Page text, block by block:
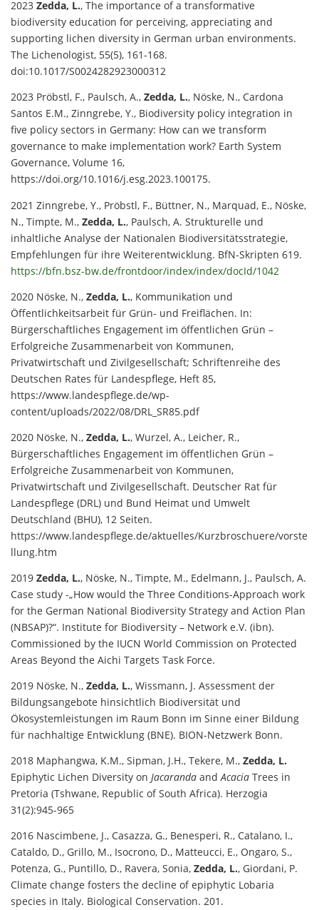
2023 Zedda, L., The importance of a transformative
biodiversity education for perceiving, appreciating and
supporting lichen diversity in German urban environments.
The Lichenologist, 55(5), 161-168.
doi:10.1017/S0024282923000312
2023 Pröbstl, F., Paulsch, A., Zedda, L., Nöske, N., Cardona
Santos E.M., Zinngrebe, Y., Biodiversity policy integration in
five policy sectors in Germany: How can we transform
governance to make implementation work? Earth System
Governance, Volume 16,
https://doi.org/10.1016/j.esg.2023.100175.
2021 Zinngrebe, Y., Pröbstl, F., Büttner, N., Marquad, E., Nöske,
N., Timpte, M., Zedda, L., Paulsch, A. Strukturelle und
inhaltliche Analyse der Nationalen Biodiversitätsstrategie,
Empfehlungen für ihre Weiterentwicklung. BfN-Skripten 619.
https://bfn.bsz-bw.de/frontdoor/index/index/docId/1042
2020 Nöske, N., Zedda, L., Kommunikation und
Öffentlichkeitsarbeit für Grün- und Freiflächen. In:
Bürgerschaftliches Engagement im öffentlichen Grün –
Erfolgreiche Zusammenarbeit von Kommunen,
Privatwirtschaft und Zivilgesellschaft; Schriftenreihe des
Deutschen Rates für Landespflege, Heft 85,
https://www.landespflege.de/wp-
content/uploads/2022/08/DRL_SR85.pdf
2020 Nöske, N., Zedda, L., Wurzel, A., Leicher, R.,
Bürgerschaftliches Engagement im öffentlichen Grün –
Erfolgreiche Zusammenarbeit von Kommunen,
Privatwirtschaft und Zivilgesellschaft. Deutscher Rat für
Landespflege (DRL) und Bund Heimat und Umwelt
Deutschland (BHU), 12 Seiten.
https://www.landespflege.de/aktuelles/Kurzbroschuere/vorste
llung.htm
2019 Zedda, L., Nöske, N., Timpte, M., Edelmann, J., Paulsch, A.
Case study -„How would the Three Conditions-Approach work
for the German National Biodiversity Strategy and Action Plan
(NBSAP)?“. Institute for Biodiversity – Network e.V. (ibn).
Commissioned by the IUCN World Commission on Protected
Areas Beyond the Aichi Targets Task Force.
2019 Nöske, N., Zedda, L., Wissmann, J. Assessment der
Bildungsangebote hinsichtlich Biodiversität und
Ökosystemleistungen im Raum Bonn im Sinne einer Bildung
für nachhaltige Entwicklung (BNE). BION-Netzwerk Bonn.
2018 Maphangwa, K.M., Sipman, J.H., Tekere, M., Zedda, L.
Epiphytic Lichen Diversity on Jacaranda andAcacia Trees in
Pretoria (Tshwane, Republic of South Africa). Herzogia
31(2):945-965
2016 Nascimbene, J., Casazza, G., Benesperi, R., Catalano, I.,
Cataldo, D., Grillo, M., Isocrono, D., Matteucci, E., Ongaro, S.,
Potenza, G., Puntillo, D., Ravera, Sonia, Zedda, L., Giordani, P.
Climate change fosters the decline of epiphytic Lobaria
species in Italy. Biological Conservation. 201.